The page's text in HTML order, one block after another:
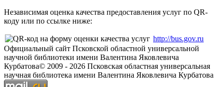
Независимая оценка качества предоставления услуг по QR-
коду или по ссылке ниже:
http://bus.gov.ru
Официальный сайт Псковской областной универсальной
научной библиотеки имени Валентина Яковлевича
Курбатова© 2009 - 2026 Псковская областная универсальная
научная библиотека имени Валентина Яковлевича Курбатова